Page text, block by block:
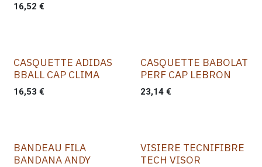
16,52 €
CASQUETTE ADIDAS
BBALL CAP CLIMA
16,53 €
CASQUETTE BABOLAT
PERF CAP LEBRON
23,14€
BANDEAU FILA
BANDANA ANDY
VISIERE TECNIFIBRE
TECH VISOR